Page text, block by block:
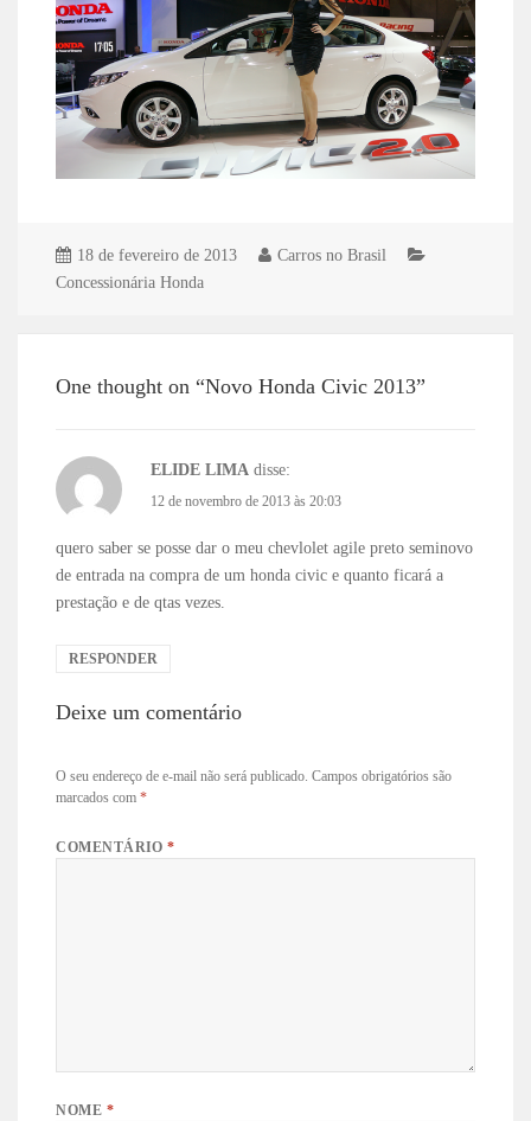
18 de fevereiro de 2013
Carros no Brasil
Concessionária Honda
One thought on “Novo Honda Civic 2013”
ELIDE LIMA disse:
12 de novembro de 2013 às 20:03
quero saber se posse dar o meu chevlolet agile preto seminovo
de entrada na compra de um honda civic e quanto ficará a
prestação e de qtas vezes.
RESPONDER
Deixe um comentário
O seu endereço de e-mail não será publicado. Campos obrigatórios são
marcados com*
COMENTÁRIO*
NOME *